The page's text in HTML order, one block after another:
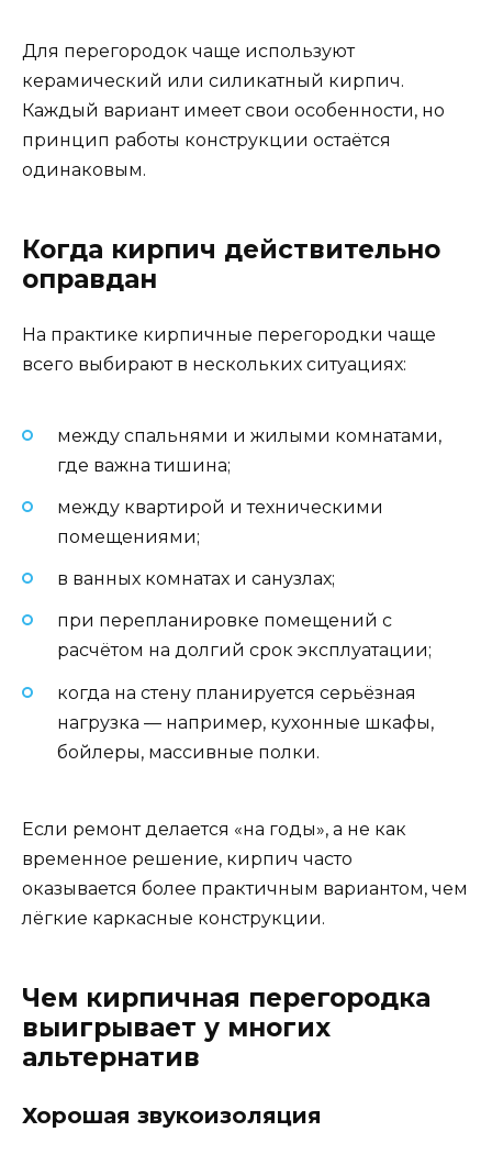
Для перегородок чаще используют
керамический или силикатный кирпич.
Каждый вариант имеет свои особенности, но
принцип работы конструкции остаётся
одинаковым.
Когда кирпич действительно
оправдан
На практике кирпичные перегородки чаще
всего выбирают в нескольких ситуациях:
между спальнями и жилыми комнатами,
где важна тишина;
между квартирой и техническими
помещениями;
в ванных комнатах и санузлах;
при перепланировке помещений с
расчётом на долгий срок эксплуатации;
когда на стену планируется серьёзная
нагрузка — например, кухонные шкафы,
бойлеры, массивные полки.
Если ремонт делается «на годы», а не как
временное решение, кирпич часто
оказывается более практичным вариантом, чем
лёгкие каркасные конструкции.
Чем кирпичная перегородка
выигрывает у многих
альтернатив
Хорошая звукоизоляция